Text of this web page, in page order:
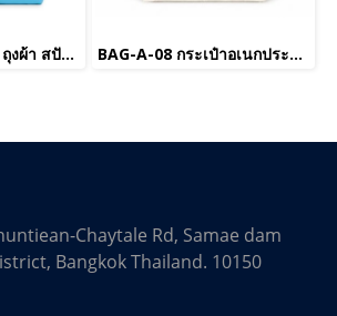
BAG-05 กระเป๋าผ้า ถุงผ้า สปันบอนด์ 75 แกรม(copy) BAG-A-08 กระเป๋าอเนกประสงค์(copy)(copy)(copy)(copy)(copy)(copy)(copy)(copy)(copy)(copy)
Chaytale Rd, Samae dam
Bangkok Thailand. 10150